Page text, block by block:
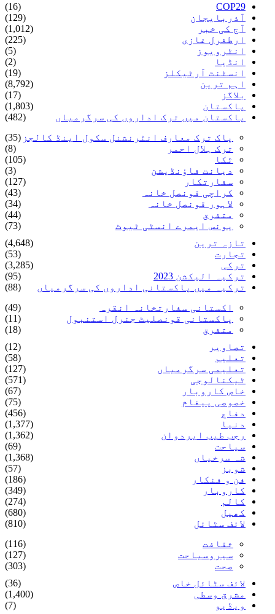
COP29
(16)
آذربایجان
(129)
آج کی خبر
(1,012)
ارطغرل غازی
(225)
انٹرویوز
(5)
انڈیا
(2)
انسٹنٹ آرٹیکلز
(19)
اہم ترین
(8,792)
بلاگز
(17)
پاکستان
(1,803)
پاکستان میں ترک اداروں کی سرگرمیاں
(482)
پاک ترک معارف انٹرنشنل سکول اینڈ کالجز (35)
ترک ہلال احمر
(8)
ٹکا
(105)
دیانت فاؤنڈیشن
(3)
سفارتکار
(127)
کراچی قونصل خانہ
(43)
لاہور قونصل خانہ
(34)
متفرق
(44)
یونس ایمرے انسٹی ٹیوٹ
(73)
تازہ ترین
(4,648)
تجارت
(53)
ترکی
(3,285)
ترکیہ الیکشن 2023
(95)
ترکیہ میں پاکستانی اداروں کی سرگرمیاں
(88)
اکستانی سفارتخانہ انقرہ
(49)
پاکستانی قونصلیٹ جنرل استنبول
(11)
متفرق
(18)
تصاویر
(12)
تعلیم
(58)
تعلیمی سرگرمیاں
(127)
ٹیکنالوجی
(571)
خاص کاروبار
(67)
خصوصی پیغام
(75)
دفاع
(456)
دنیا
(1,377)
رجب طیب ایردوان
(1,362)
سیاحت
(69)
شہ سرخیاں
(1,368)
شوبز
(57)
فن و فنکار
(186)
کاروبار
(349)
کالم
(274)
کھیل
(680)
لائف سٹائل
(810)
ثقافت
(116)
سیروسیاحت
(127)
صحت
(303)
لائف سٹائل خاص
(36)
مشرق وسطی
(1,400)
ویڈیو
(7)